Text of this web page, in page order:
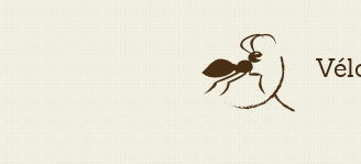
Aller
Aller
au